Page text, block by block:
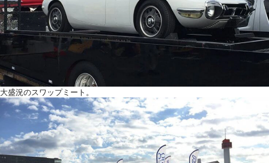
大盛況のスワップミート。